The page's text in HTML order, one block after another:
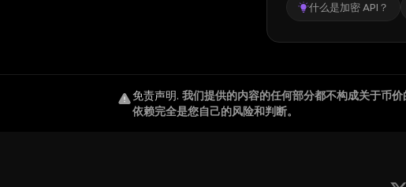
什么是加密 API？
免责声明. 我们提供的内容的任何部分都不构成关于币
依赖完全是您自己的风险和判断。